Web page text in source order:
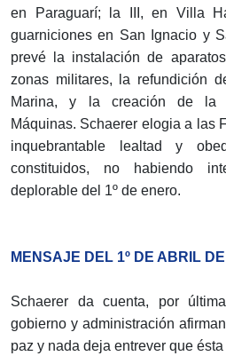
en Paraguarí; la III, en Villa
guarniciones en San Ignacio y
prevé la instalación de
zonas militares, la refundición
Marina, y la creación de la
Máquinas. Schaerer elogia a las
inquebrantable lealtad y
constituidos, no habiendo
deplorable del 1º de enero.
MENSAJE DEL 1º DE ABRIL
Schaerer da cuenta, por
gobierno y administración
paz y nada deja entrever que